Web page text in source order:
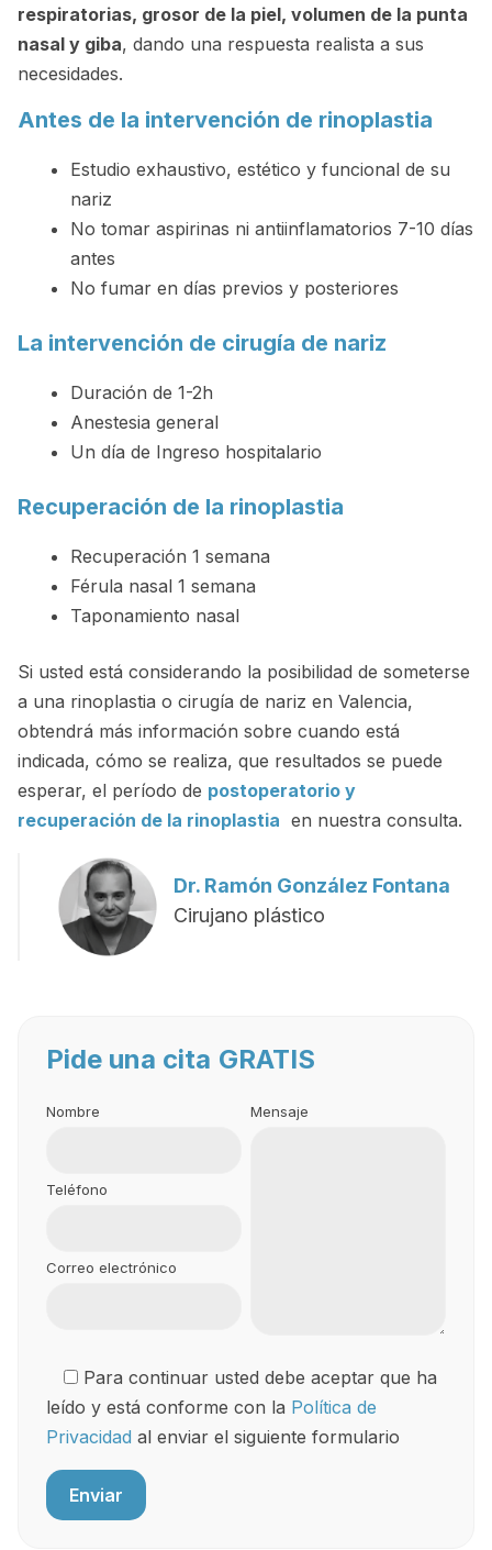
respiratorias, grosor de la piel, volumen de la punta
nasal y giba, dando una respuesta realista a sus
necesidades.
Antes de la intervención de rinoplastia
Estudio exhaustivo, estético y funcional de su
nariz
No tomar aspirinas ni antiinflamatorios 7-10 días
antes
No fumar en días previos y posteriores
La intervención de cirugía de nariz
Duración de 1-2h
Anestesia general
Un día de Ingreso hospitalario
Recuperación de la rinoplastia
Recuperación 1 semana
Férula nasal 1 semana
Taponamiento nasal
Si usted está considerando la posibilidad de someterse
a una rinoplastia o cirugía de nariz en Valencia,
obtendrá más información sobre cuando está
indicada, cómo se realiza, que resultados se puede
esperar, el período de postoperatorio y
recuperación de la rinoplastia en nuestra consulta.
Dr. Ramón González Fontana
Cirujano plástico
Pide una cita GRATIS
Nombre
Teléfono
Correo electrónico
Mensaje
Para continuar usted debe aceptar que ha
leído y está conforme con la Política de
Privacidad al enviar el siguiente formulario